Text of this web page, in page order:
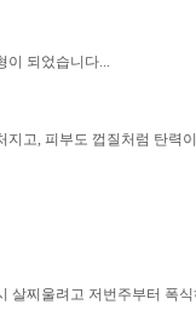
이 되었습니다...
지고, 피부도 껍질처럼 탄력
살찌울려고 저번주부터 폭